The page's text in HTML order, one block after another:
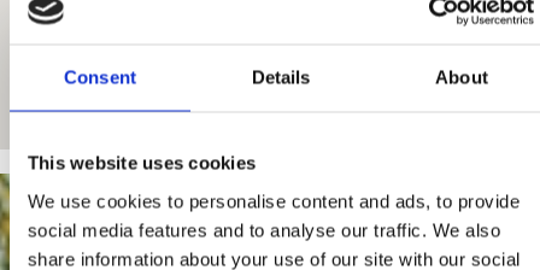
Consent Details About
This website uses cookies
We use cookies to personalise content and ads, to provide
social media features and to analyse our traffic. We also
share information about your use of our site with our social